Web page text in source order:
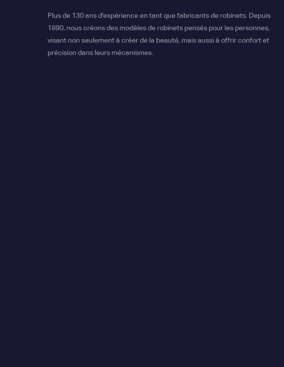
Plus de 130 ans d'expérience en tant que fabricants de robinets. Depuis
1890, nous créons des modèles de robinets pensés pour les personnes,
visant non seulement à créer de la beauté, mais aussi à offrir confort et
précision dans leurs mécanismes.